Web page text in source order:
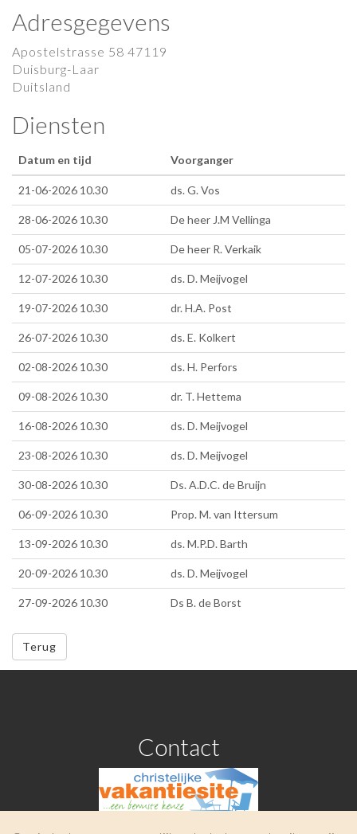
Adresgegevens
Apostelstrasse 58 47119
Duisburg-Laar
Duitsland
Diensten
Datum en tijd Voorganger
21-06-2026 10.30 ds. G. Vos
28-06-2026 10.30 De heer J.M Vellinga
05-07-2026 10.30 De heer R. Verkaik
12-07-2026 10.30 ds. D. Meijvogel
19-07-2026 10.30 dr. H.A. Post
26-07-2026 10.30 ds. E. Kolkert
02-08-2026 10.30 ds. H. Perfors
09-08-2026 10.30 dr. T. Hettema
16-08-2026 10.30 ds. D. Meijvogel
23-08-2026 10.30 ds. D. Meijvogel
30-08-2026 10.30 Ds. A.D.C. de Bruijn
06-09-2026 10.30 Prop. M. van Ittersum
13-09-2026 10.30 ds. M.P.D. Barth
20-09-2026 10.30 ds. D. Meijvogel
27-09-2026 10.30 Ds B. de Borst
Terug
Contact